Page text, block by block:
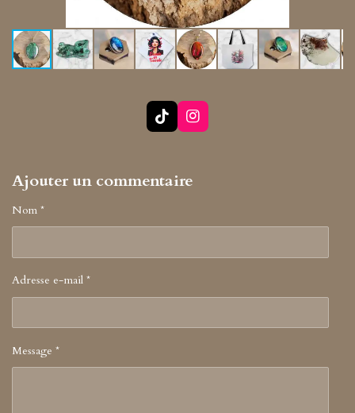
T
i
o
I
n
a
a
Ajouter un commentaire
Nom *
Adresse e-mail *
Message *